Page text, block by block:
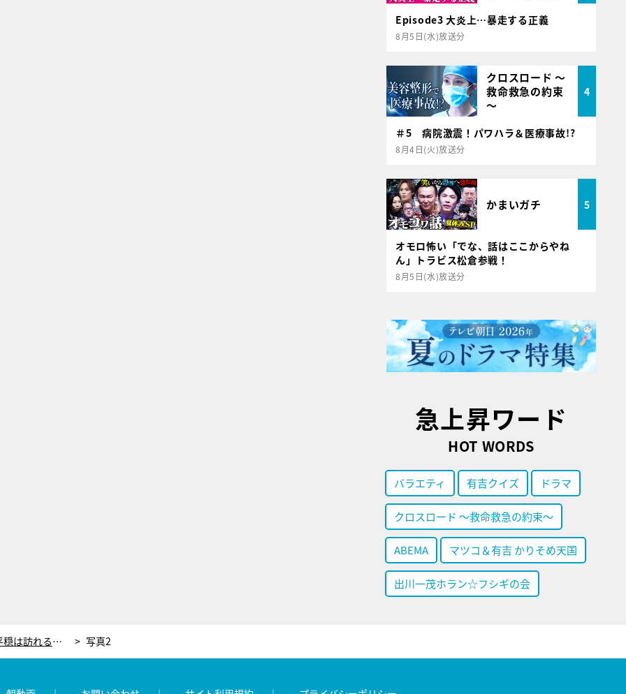
Episode3 大炎上…暴走する正義
8月5日(水)放送分
クロスロード ～
救命救急の約束
～
4
＃5 病院激震！パワハラ＆医療事故!?
8月4日(火)放送分
かまいガチ 5
オモロ怖い「でな、話はここからやね
ん」トラビス松倉参戦！
8月5日(水)放送分
急上昇ワード
HOT WORDS
バラエティ 有吉クイズ ドラマ
クロスロード ～救命救急の約束～
ABEMA マツコ＆有吉 かりそめ天国
出川一茂ホラン☆フシギの会
生田斗真＆吉瀬美智子“夫婦”に平穏は訪れるのか？『書けないッ!? 』ついに最終回！ 写真2